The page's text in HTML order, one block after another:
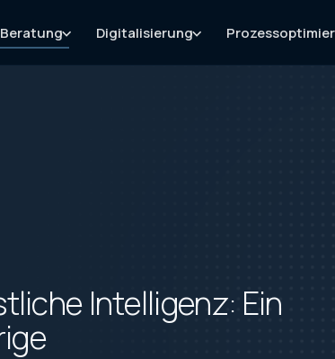
Beratung Digitalisierung
Intelligenz: Ein